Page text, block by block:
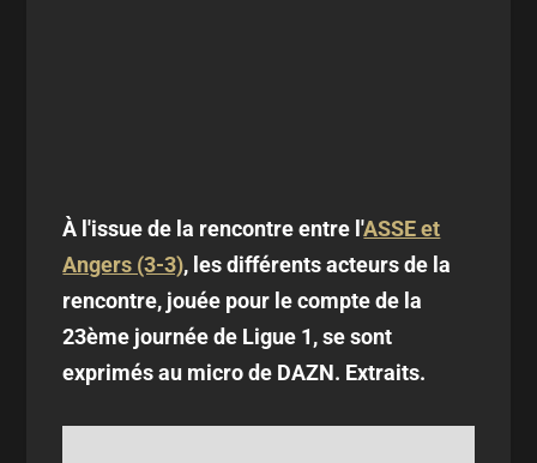
À l'issue de la rencontre entre l'ASSE et
Angers (3-3), les différents acteurs de la
rencontre, jouée pour le compte de la
23ème journée de Ligue 1, se sont
exprimés au micro de DAZN. Extraits.